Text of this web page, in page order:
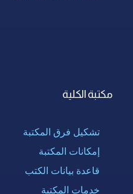
مكتبة الكلية
تشكيل فرق المكتبة
إمكانات المكتبة
قاعدة بيانات الكتب
خدمات المكتبة